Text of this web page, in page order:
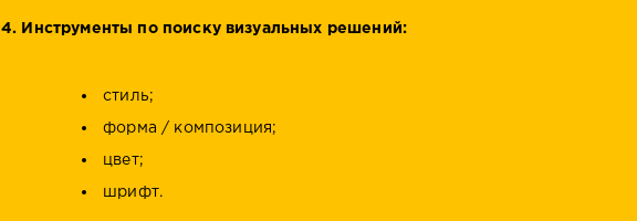
4. Инструменты по поиску визуальных решений:
стиль;
форма / композиция;
цвет;
шрифт.